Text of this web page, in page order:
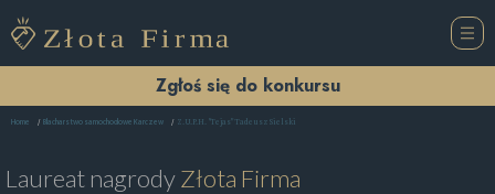
Zgłoś się do konkursu
Home Blacharstwo samochodowe Karczew Z.U.P.H. "Tejas" Tadeusz Sielski
Laureat nagrodyZłota Firma